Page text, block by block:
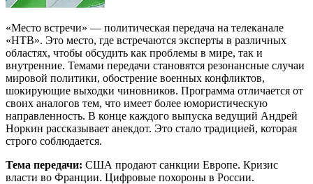
«Место встречи» — политическая передача на телеканале
«НТВ». Это место, где встречаются эксперты в различных
областях, чтобы обсудить как проблемы в мире, так и
внутренние. Темами передачи становятся резонансные случаи
мировой политики, обострение военных конфликтов,
шокирующие выходки чиновников. Программа отличается от
своих аналогов тем, что имеет более юмористическую
направленность. В конце каждого выпуска ведущий Андрей
Норкин рассказывает анекдот. Это стало традицией, которая
строго соблюдается.
Тема передачи: США продают санкции Европе. Кризис
власти во Франции. Цифровые похороны в России.